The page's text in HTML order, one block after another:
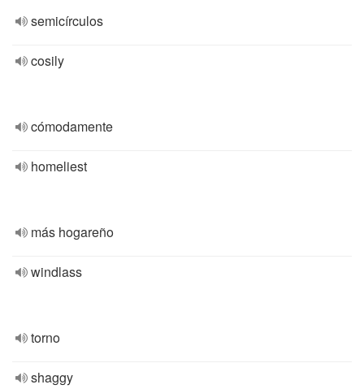
semicírculos
cosily
cómodamente
homeliest
más hogareño
windlass
torno
shaggy